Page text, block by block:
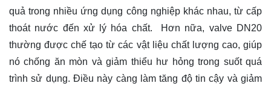
quả trong nhiều ứng dụng công nghiệp khác nhau, từ cấp
thoát nước đến xử lý hóa chất. Hơn nữa, valve DN20
thường được chế tạo từ các vật liệu chất lượng cao, giúp
nó chống ăn mòn và giảm thiểu hư hỏng trong suốt quá
trình sử dụng. Điều này càng làm tăng độ tin cậy và giảm